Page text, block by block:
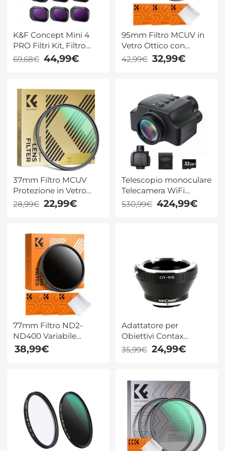
K&F Concept Mini 4
PRO Filtri Kit, Filtro
Polarizzatore Circolare
Compatibile con DJI
MINI 4 PRO per 28
Strati Nano
Rivestimento
69,68€ 44,99€
95mm Filtro MCUV in
Vetro Ottico con
Rivestimento Nano + 3
42,99€ 32,99€
37mm Filtro MCUV
Protezione in Vetro
Ottico HD Sottile con
Dazzle
28,99€ 22,99€
Telescopio monoculare
Telecamera WiFi
8x42mm BAK4 Prisma
530,99€ 424,99€
77mm Filtro ND2-
ND400 Variabile
Ultrasottili HD (1-9
stops) in Vetro Ottico
38,99€
Adattatore per
Obiettivi Contax
Yashica a Fotocamere
Pentax Q
35,99€ 24,99€